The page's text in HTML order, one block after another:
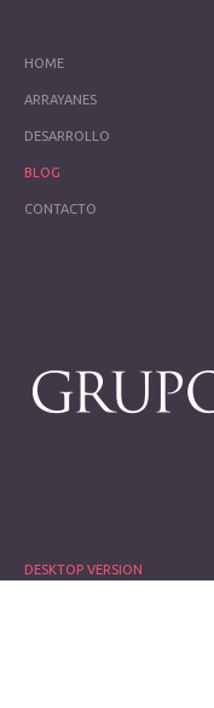
HOME
ARRAYANES
DESARROLLO
BLOG
CONTACTO
DESKTOP VERSION